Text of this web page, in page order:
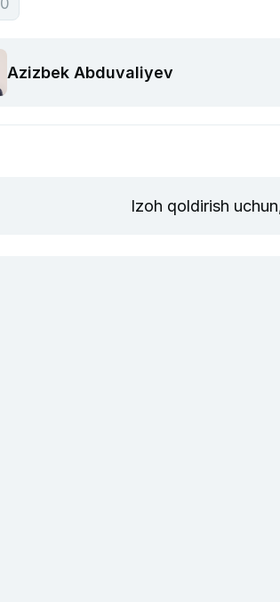
0
Azizbek Abduvaliyev
Izoh qoldirish